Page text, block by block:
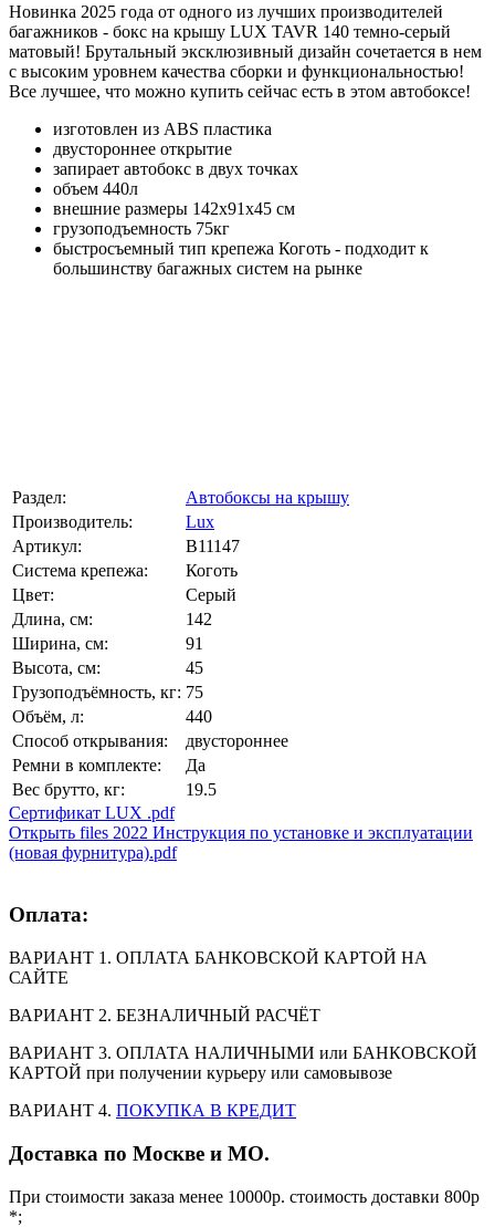
Новинка 2025 года от одного из лучших производителей
багажников - бокс на крышу LUX TAVR 140 темно-серый
матовый! Брутальный эксклюзивный дизайн сочетается в нем
с высоким уровнем качества сборки и функциональностью!
Все лучшее, что можно купить сейчас есть в этом автобоксе!
изготовлен из ABS пластика
двустороннее открытие
запирает автобокс в двух точках
объем 440л
внешние размеры 142х91х45 см
грузоподъемность 75кг
быстросъемный тип крепежа Коготь - подходит к
большинству багажных систем на рынке
Раздел:
Автобоксы на крышу
Производитель:
Lux
Артикул:
B11147
Система крепежа:
Коготь
Цвет:
Серый
Длина, см:
142
Ширина, см:
91
Высота, см:
45
Грузоподъёмность, кг: 75
Объём, л:
440
Способ открывания:
двустороннее
Ремни в комплекте:
Да
Вес брутто, кг:
19.5
Сертификат LUX .pdf
Открыть files 2022 Инструкция по установке и эксплуатации
(новая фурнитура).pdf
Оплата:
ВАРИАНТ 1. ОПЛАТА БАНКОВСКОЙ КАРТОЙ НА
САЙТЕ
ВАРИАНТ 2. БЕЗНАЛИЧНЫЙ РАСЧЁТ
ВАРИАНТ 3. ОПЛАТА НАЛИЧНЫМИ или БАНКОВСКОЙ
КАРТОЙ при получении курьеру или самовывозе
ВАРИАНТ 4. ПОКУПКА В КРЕДИТ
Доставка по Москве и МО.
При стоимости заказа менее 10000р. стоимость доставки 800р
*;